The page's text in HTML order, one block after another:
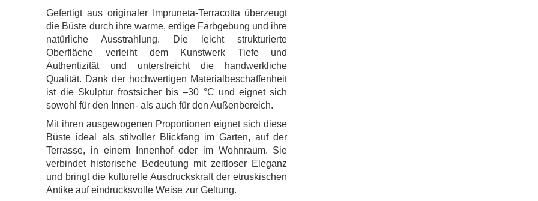
Gefertigt aus originaler Impruneta-Terracotta überzeugt
die Büste durch ihre warme, erdige Farbgebung und ihre
natürliche Ausstrahlung. Die leicht strukturierte
Oberfläche verleiht dem Kunstwerk Tiefe und
Authentizität und unterstreicht die handwerkliche
Qualität. Dank der hochwertigen Materialbeschaffenheit
ist die Skulptur frostsicher bis –30 °C und eignet sich
sowohl für den Innen- als auch für den Außenbereich.
Mit ihren ausgewogenen Proportionen eignet sich diese
Büste ideal als stilvoller Blickfang im Garten, auf der
Terrasse, in einem Innenhof oder im Wohnraum. Sie
verbindet historische Bedeutung mit zeitloser Eleganz
und bringt die kulturelle Ausdruckskraft der etruskischen
Antike auf eindrucksvolle Weise zur Geltung.